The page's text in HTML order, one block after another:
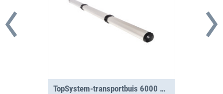
TopSystem-transportbuis 6000 mm, 3 segmenten